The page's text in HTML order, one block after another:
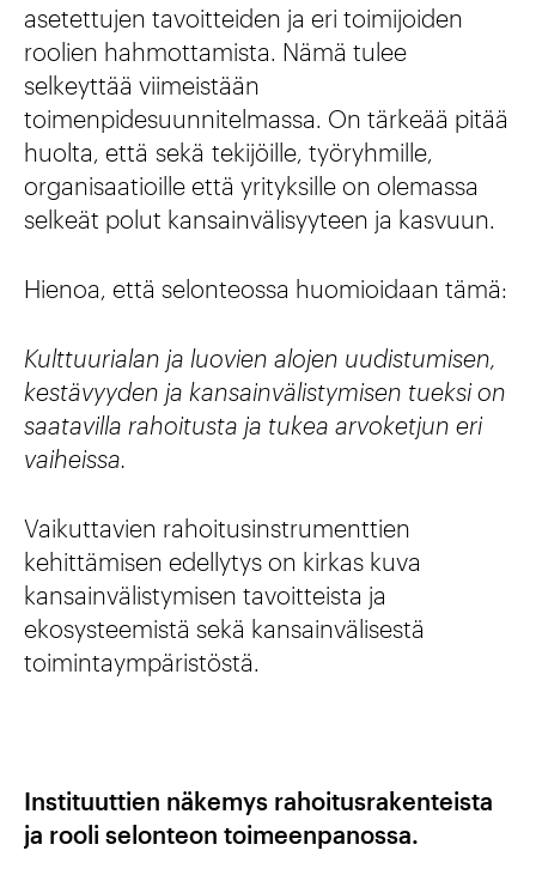
asetettujen tavoitteiden ja eri toimijoiden
roolien hahmottamista. Nämä tulee
selkeyttää viimeistään
toimenpidesuunnitelmassa. On tärkeää pitää
huolta, että sekä tekijöille, työryhmille,
organisaatioille että yrityksille on olemassa
selkeät polut kansainvälisyyteen ja kasvuun.
Hienoa, että selonteossa huomioidaan tämä:
Kulttuurialan ja luovien alojen uudistumisen,
kestävyyden ja kansainvälistymisen tueksi on
saatavilla rahoitusta ja tukea arvoketjun eri
vaiheissa.
Vaikuttavien rahoitusinstrumenttien
kehittämisen edellytys on kirkas kuva
kansainvälistymisen tavoitteista ja
ekosysteemistä sekä kansainvälisestä
toimintaympäristöstä.
Instituuttien näkemys rahoitusrakenteista
ja rooli selonteon toimeenpanossa.